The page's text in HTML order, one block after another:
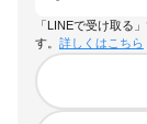
「LINEで受け取る
す。 詳しくはこちら